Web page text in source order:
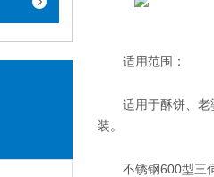
适用范围：
适用于酥饼、老婆
装。
不锈钢600型三伺